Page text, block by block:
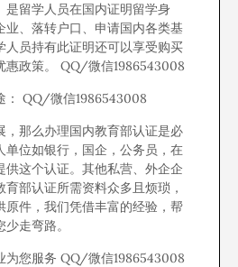
是留学人员在国内证明留学身
业、落转户口、申请国内各类基
人员持有此证明还可以享受购买
惠政策。 QQ/微信1986543008
： QQ/微信1986543008
，那么办理国内教育部认证是必
单位如银行，国企，公务员，在
供这个认证。其他私营、外企企
部认证所需资料众多且烦琐，
原件，我们凭借丰富的经验，帮
走弯路。
为您服务 QQ/微信1986543008